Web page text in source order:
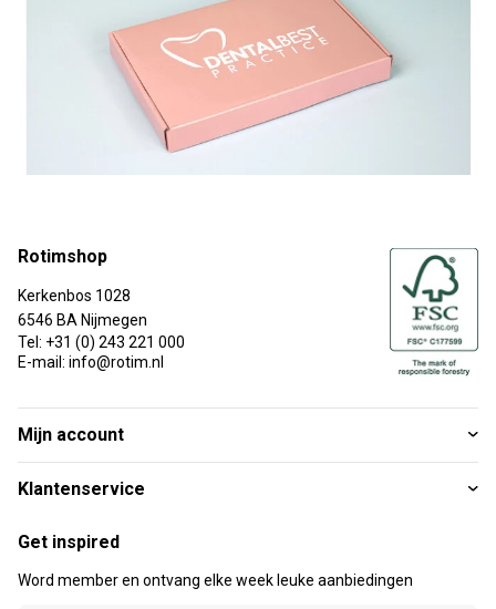
Rotimshop
Kerkenbos 1028
6546 BA Nijmegen
Tel: +31 (0) 243 221 000
E-mail: info@rotim.nl
Mijn account
Klantenservice
Get inspired
Word member en ontvang elke week leuke aanbiedingen